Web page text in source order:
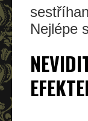
Nejlépe